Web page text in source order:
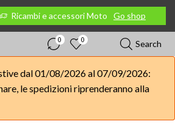
Ricambi e accessori Moto Go shop
0 0 Search
dal 01/08/2026 al 07/09/2026:
le spedizioni riprenderanno alla